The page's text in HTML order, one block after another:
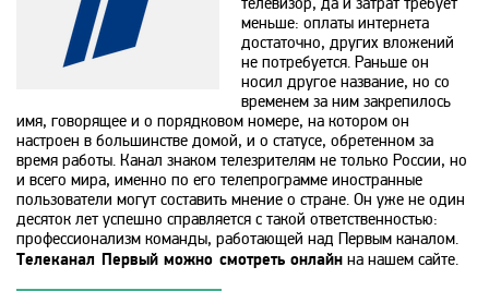
Boomerang
Bridge TV
Discovery
Discovery science
меньше: оплаты интернета
достаточно, других вложений
не потребуется. Раньше он
носил другое название, но со
временем за ним закрепилось
имя, говорящее и о порядковом номере, на котором он
настроен в большинстве домой, и о статусе, обретенном за
время работы. Канал знаком телезрителям не только России, но
и всего мира, именно по его телепрограмме иностранные
пользователи могут составить мнение о стране. Он уже не один
десяток лет успешно справляется с такой ответственностью:
профессионализм команды, работающей над Первым каналом.
Телеканал Первый можно смотреть онлайн на нашем сайте.